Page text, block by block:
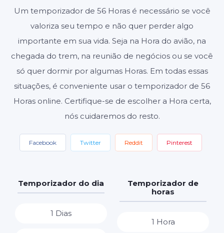
Um temporizador de 56 Horas é necessário se você
valoriza seu tempo e não quer perder algo
importante em sua vida. Seja na Hora do avião, na
chegada do trem, na reunião de negócios ou se você
só quer dormir por algumas Horas. Em todas essas
situações, é conveniente usar o temporizador de 56
Horas online. Certifique-se de escolher a Hora certa,
nós cuidaremos do resto.
Facebook Twitter Reddit Pinterest
Temporizador do dia
1 Dias
Temporizador de
horas
1 Hora
Configurações